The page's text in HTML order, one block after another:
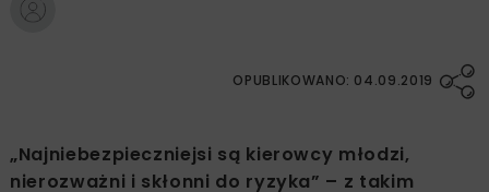
OPUBLIKOWANO: 04.09.2019
„Najniebezpieczniejsi są kierowcy młodzi,
nierozważni i skłonni do ryzyka” – z takim